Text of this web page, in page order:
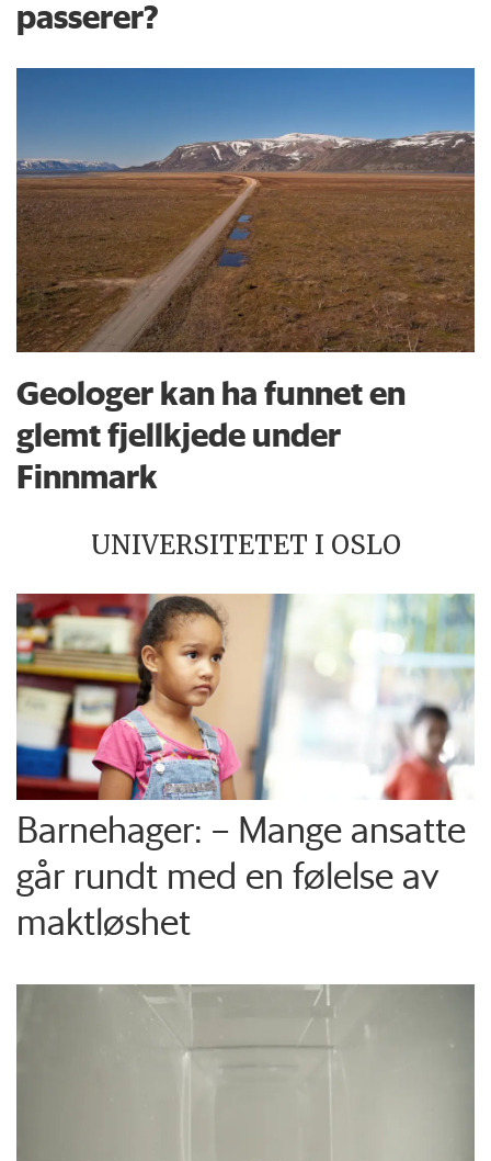
passerer?
Geologer kan ha funnet en
glemt fjellkjede under
Finnmark
UNIVERSITETET I OSLO
Barnehager: – Mange ansatte
går rundt med en følelse av
maktløshet